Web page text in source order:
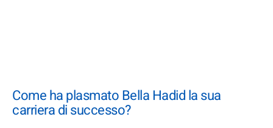
Come ha plasmato Bella Hadid la sua
carriera di successo?